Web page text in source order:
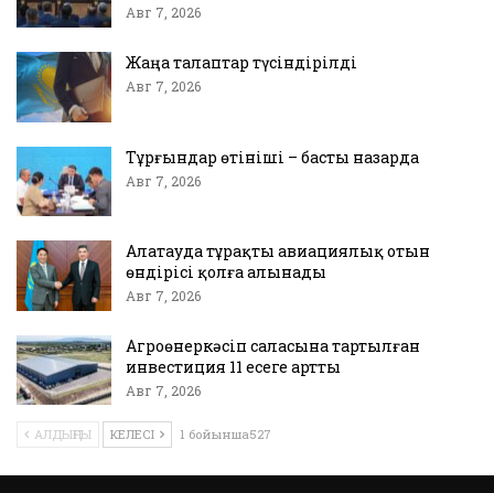
Авг 7, 2026
Жаңа талаптар түсіндірілді
Авг 7, 2026
Тұрғындар өтініші – басты назарда
Авг 7, 2026
Алатауда тұрақты авиациялық отын
өндірісі қолға алынады
Авг 7, 2026
Агроөнеркәсіп саласына тартылған
инвестиция 11 есеге артты
Авг 7, 2026
АЛДЫҢҒЫ КЕЛЕСІ 1 бойынша527